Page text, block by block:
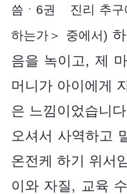
씀ㆍ6권 진리 추구
하는가＞ 중에서)
음을 녹이고, 제
머니가 아이에게
은 느낌이었습니
오셔서 사역하고
온전케 하기 위서
이와 자질, 교육